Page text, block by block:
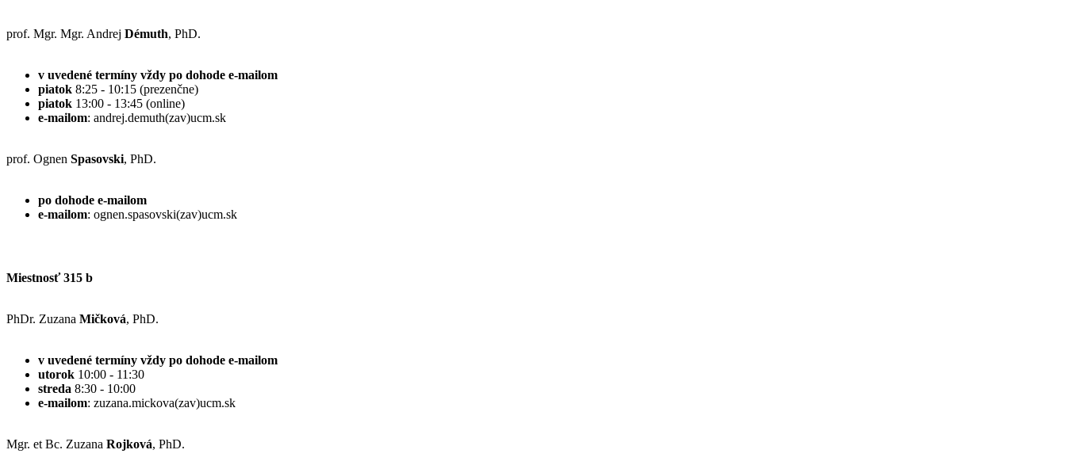
prof. Mgr. Mgr. Andrej Démuth, PhD.
v uvedené termíny vždy po dohode e-mailom
piatok 8:25 - 10:15 (prezenčne)
piatok 13:00 - 13:45 (online)
e-mailom: andrej.demuth(zav)ucm.sk
prof. Ognen Spasovski, PhD.
po dohode e-mailom
e-mailom: ognen.spasovski(zav)ucm.sk
Miestnosť 315 b
PhDr. Zuzana Mičková, PhD.
v uvedené termíny vždy po dohode e-mailom
utorok 10:00 - 11:30
streda 8:30 - 10:00
e-mailom: zuzana.mickova(zav)ucm.sk
Mgr. et Bc. Zuzana Rojková, PhD.